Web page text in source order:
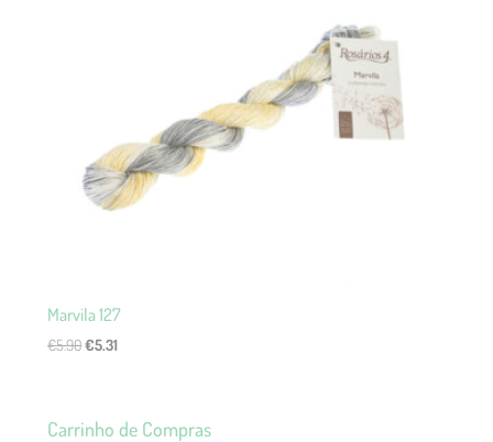
Marvila 127
€5.90O
era:
€5.31O
é:
Carrinho de Compras